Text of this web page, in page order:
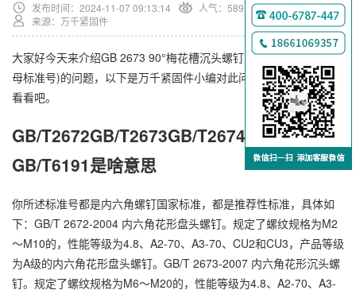
发布时间：2024-11-07 09:13:14 人气： 589
来源：万千紧固件
大家好今天来介绍GB 2673 90°梅花槽沉头螺钉 M6~M20(不锈钢螺
母标准号)的问题，以下是万千紧固件小编对此问题的归纳整理，来
看看吧。
GB/T2672GB/T2673GB/T2674GB/T6190和
GB/T6191是啥意思
你所述标准号都是内六角螺钉国家标准，都是推荐性标准，具体如
下：GB/T 2672-2004 内六角花形盘头螺钉。规定了螺纹规格为M2
～M10的，性能等级为4.8、A2-70、A3-70、CU2和CU3，产品等级
为A级的内六角花形盘头螺钉。GB/T 2673-2007 内六角花形沉头螺
钉。规定了螺纹规格为M6～M20的，性能等级为4.8、A2-70、A3-